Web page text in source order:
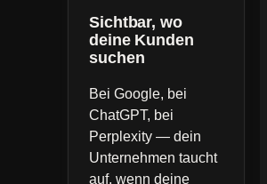
Sichtbar, wo
deine Kunden
suchen
Bei Google, bei
ChatGPT, bei
Perplexity — dein
Unternehmen taucht
auf, wenn deine